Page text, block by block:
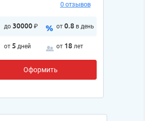
0 отзывов
до 30000 ₽ от 0.8 в день
от 5 дней от 18 лет
Оформить